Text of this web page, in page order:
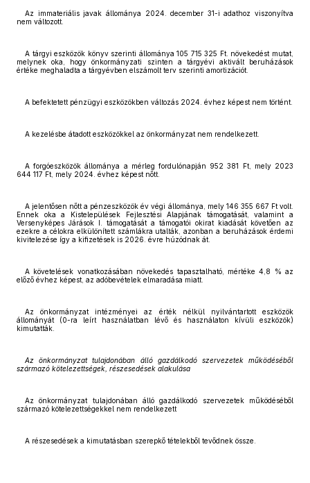
Az immateriális javak állománya 2024. december 31-i adathoz viszonyítva
nem változott.
A tárgyi eszközök könyv szerinti állománya 105 715 325 Ft. növekedést mutat,
melynek oka, hogy önkormányzati szinten a tárgyévi aktivált beruházások
értéke meghaladta a tárgyévben elszámolt terv szerinti amortizációt.
A befektetett pénzügyi eszközökben változás 2024. évhez képest nem történt.
A kezelésbe átadott eszközökkel az önkormányzat nem rendelkezett.
A forgóeszközök állománya a mérleg fordulónapján 952 381 Ft, mely 2023
644 117 Ft, mely 2024. évhez képest nőtt.
A jelentősen nőtt a pénzeszközök év végi állománya, mely 146 355 667 Ft volt.
Ennek oka a Kistelepülések Fejlesztési Alapjának támogatását, valamint a
Versenyképes Járások I. támogatását a támogatói okirat kiadását követően az
ezekre a célokra elkülönített számlákra utalták, azonban a beruházások érdemi
kivitelezése így a kifizetések is 2026. évre húzódnak át.
A követelések vonatkozásában növekedés tapasztalható, mértéke 4,8 % az
előző évhez képest, az adóbevételek elmaradása miatt.
Az önkormányzat intézményei az érték nélkül nyilvántartott eszközök
állományát (0-ra leírt használatban lévő és használaton kívüli eszközök)
kimutatták.
Az önkormányzat tulajdonában álló gazdálkodó szervezetek működéséből
származó kötelezettségek, részesedések alakulása
Az önkormányzat tulajdonában álló gazdálkodó szervezetek működéséből
származó kötelezettségekkel nem rendelkezett
A részesedések a kimutatásban szerepkő tételekből tevődnek össze.